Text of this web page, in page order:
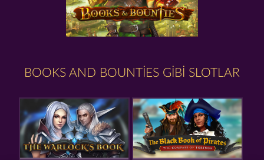
BOOKS AND BOUNTIES GIBI SLOTLAR